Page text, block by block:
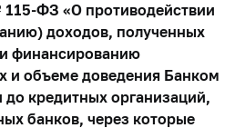
115-ФЗ «О противодействии
доходов, полученных
финансированию
и объеме доведения Банком
кредитных организаций,
банков, через которые